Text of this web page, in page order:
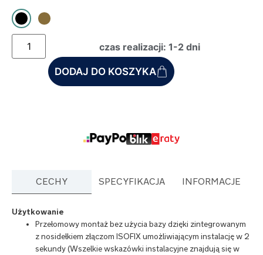
czas realizacji: 1-2 dni
DODAJ DO KOSZYKA
CECHY SPECYFIKACJA INFORMACJE
Użytkowanie
Przełomowy montaż bez użycia bazy dzięki zintegrowanym
z nosidełkiem złączom ISOFIX umożliwiającym instalację w 2
sekundy (Wszelkie wskazówki instalacyjne znajdują się w